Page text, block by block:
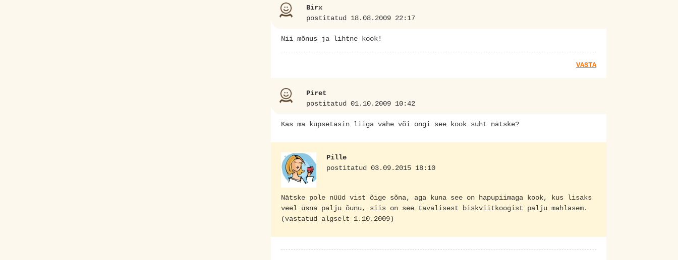
Birx
postitatud 18.08.2009 22:17
Nii mõnus ja lihtne kook!
VASTA
Piret
postitatud 01.10.2009 10:42
Kas ma küpsetasin liiga vähe või ongi see kook suht nätske?
Pille
postitatud 03.09.2015 18:10
Nätske pole nüüd vist õige sõna, aga kuna see on hapupiimaga kook, kus lisaks
veel üsna palju õunu, siis on see tavalisest biskviitkoogist palju mahlasem.
(vastatud algselt 1.10.2009)